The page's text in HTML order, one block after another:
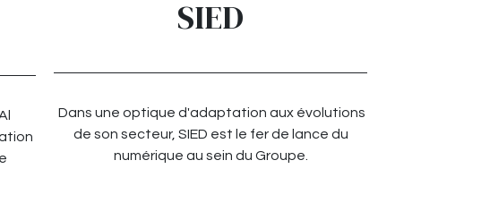
SIED
Dans une optique d'adaptation aux évolutions
de son secteur, SIED est le fer de lance du
numérique au sein du Groupe.